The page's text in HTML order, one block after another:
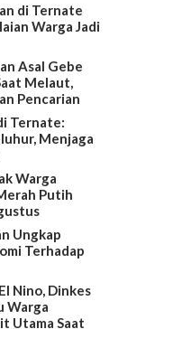
di Ternate
Warga Jadi
Asal Gebe
Melaut,
Pencarian
Ternate:
Menjaga
Warga
Putih
Ungkap
Terhadap
Nino, Dinkes
Warga
Utama Saat